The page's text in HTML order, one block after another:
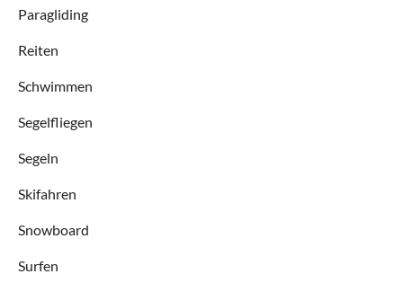
Paragliding
Reiten
Schwimmen
Segelfliegen
Segeln
Skifahren
Snowboard
Surfen